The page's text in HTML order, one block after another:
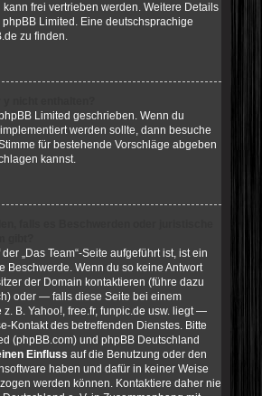
frei vertrieben werden. Weitere Details
Limited . Eine deutschsprachige
zu finden.
Limited geschrieben. Wenn du
werden sollte, dann besuche
für bestehende Vorschläge abgeben
kannst.
„Das Team“-Seite aufgeführt ist, ist ein
Beschwerde. Wenn du so keine Antwort
der Domain kontaktieren (führe dazu
oder — falls diese Seite bei einem
B. Yahoo!, free.fr, funpic.de usw. liegt —
Kontakt des betreffenden Dienstes. Bitte
(phpBB.com) und phpBB Deutschland
Einfluss auf die Benutzung oder den
haben und dafür in keiner Weise
werden können. Kontaktiere daher nie